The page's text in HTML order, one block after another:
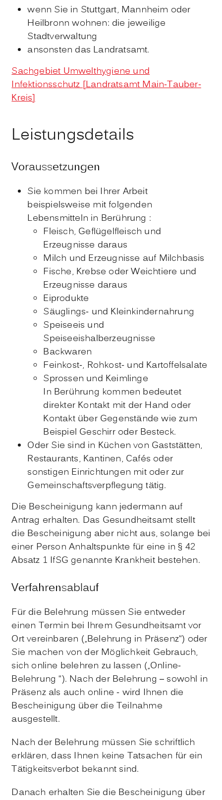
wenn Sie in Stuttgart, Mannheim oder
Heilbronn wohnen: die jeweilige
Stadtverwaltung
ansonsten das Landratsamt.
Sachgebiet Umwelthygiene und
Infektionsschutz [Landratsamt Main-Tauber-
Kreis]
Leistungsdetails
Voraussetzungen
Sie kommen bei Ihrer Arbeit
beispielsweise mit folgenden
Lebensmitteln in Berührung :
Fleisch, Geflügelfleisch und
Erzeugnisse daraus
Milch und Erzeugnisse auf Milchbasis
Fische, Krebse oder Weichtiere und
Erzeugnisse daraus
Eiprodukte
Säuglings- und Kleinkindernahrung
Speiseeis und
Speiseeishalberzeugnisse
Backwaren
Feinkost-, Rohkost- und Kartoffelsalate
Sprossen und Keimlinge
In Berührung kommen bedeutet
direkter Kontakt mit der Hand oder
Kontakt über Gegenstände wie zum
Beispiel Geschirr oder Besteck.
Oder Sie sind in Küchen von Gaststätten,
Restaurants, Kantinen, Cafés oder
sonstigen Einrichtungen mit oder zur
Gemeinschaftsverpflegung tätig.
Die Bescheinigung kann jedermann auf
Antrag erhalten. Das Gesundheitsamt stellt
die Bescheinigung aber nicht aus, solange bei
einer Person Anhaltspunkte für eine in § 42
Absatz 1 IfSG genannte Krankheit bestehen.
Verfahrensablauf
Für die Belehrung müssen Sie entweder
einen Termin bei Ihrem Gesundheitsamt vor
Ort vereinbaren („Belehrung in Präsenz“) oder
Sie machen von der Möglichkeit Gebrauch,
sich online belehren zu lassen („Online-
Belehrung “). Nach der Belehrung – sowohl in
Präsenz als auch online - wird Ihnen die
Bescheinigung über die Teilnahme
ausgestellt.
Nach der Belehrung müssen Sie schriftlich
erklären, dass Ihnen keine Tatsachen für ein
Tätigkeitsverbot bekannt sind.
Danach erhalten Sie die Bescheinigung über